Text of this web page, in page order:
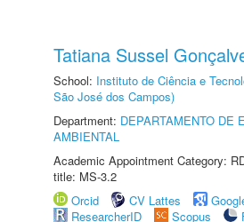
Tatiana Sussel
School: Instituto de Ciência e
São José dos Campos)
Department: DEPARTAMENTO DE
AMBIENTAL
Academic Appointment Category:
title: MS-3.2
Orcid
CV Lattes
ResearcherID
Scopus